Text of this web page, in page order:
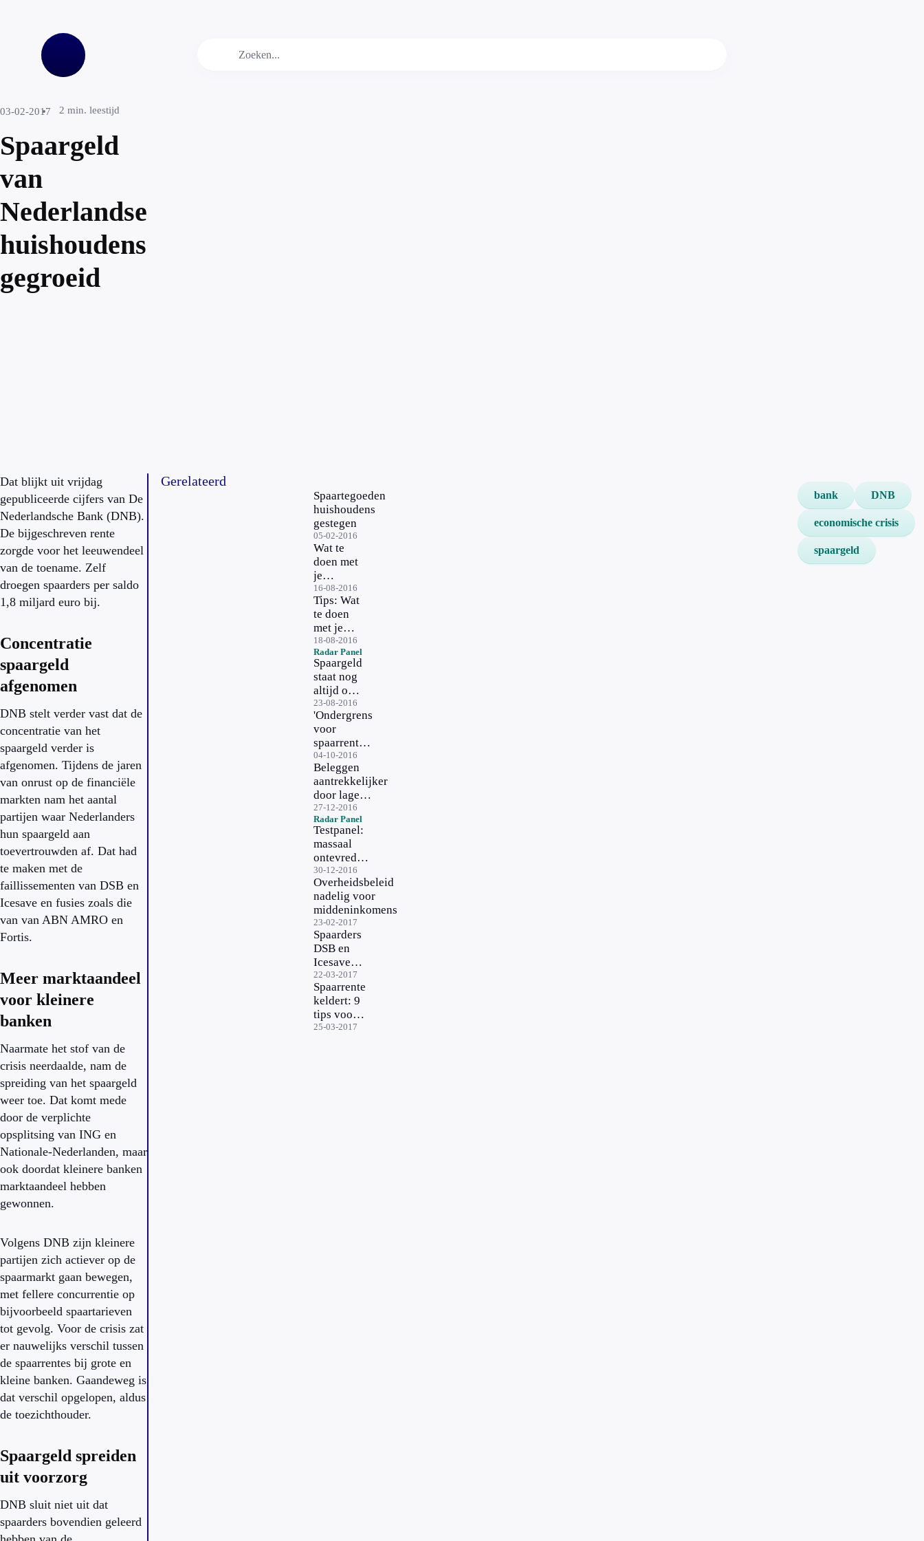
03-02-2017 2 min. leestijd
Spaargeld
van
Nederlandse
huishoudens
gegroeid
Dat blijkt uit vrijdag
gepubliceerde cijfers van De
Nederlandsche Bank (DNB).
De bijgeschreven rente
zorgde voor het leeuwendeel
van de toename. Zelf
droegen spaarders per saldo
1,8 miljard euro bij.
Concentratie
spaargeld
afgenomen
DNB stelt verder vast dat de
concentratie van het
spaargeld verder is
afgenomen. Tijdens de jaren
van onrust op de financiële
markten nam het aantal
partijen waar Nederlanders
hun spaargeld aan
toevertrouwden af. Dat had
te maken met de
faillissementen van DSB en
Icesave en fusies zoals die
van van ABN AMRO en
Fortis.
Meer marktaandeel
voor kleinere
banken
Naarmate het stof van de
crisis neerdaalde, nam de
spreiding van het spaargeld
weer toe. Dat komt mede
door de verplichte
opsplitsing van ING en
Nationale-Nederlanden, maar
ook doordat kleinere banken
marktaandeel hebben
gewonnen.
Volgens DNB zijn kleinere
partijen zich actiever op de
spaarmarkt gaan bewegen,
met fellere concurrentie op
bijvoorbeeld spaartarieven
tot gevolg. Voor de crisis zat
er nauwelijks verschil tussen
de spaarrentes bij grote en
kleine banken. Gaandeweg is
dat verschil opgelopen, aldus
de toezichthouder.
Spaargeld spreiden
uit voorzorg
DNB sluit niet uit dat
spaarders bovendien geleerd
Gerelateerd
Spaartegoeden
huishoudens
gestegen
05-02-2016
Wat te
doen met
je
spaargeld?
In gesprek
met
econoom
Erica
Verdegaal
16-08-2016
Tips: Wat
te doen
met je
spaargeld?
18-08-2016
Radar Panel
Spaargeld
staat nog
altijd op
de bank
23-08-2016
'Ondergrens
voor
spaarrente
in zicht'
04-10-2016
Beleggen
aantrekkelijker
door lage
spaarrente
27-12-2016
Radar Panel
Testpanel:
massaal
ontevreden
over
kelderende
spaarrente
30-12-2016
Overheidsbeleid
nadelig voor
middeninkomens
23-02-2017
Spaarders
DSB en
Icesave
krijgen
extra
vergoeding
22-03-2017
Spaarrente
keldert: 9
tips voor
meer
25-03-2017
bank DNB
economische crisis
spaargeld